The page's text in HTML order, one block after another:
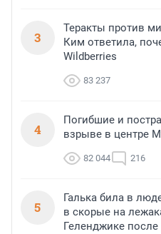
3
Теракты против
Ким ответила,
Wildberries
83 237
4
Погибшие и
взрыве в центре
82 044 216
5
Галька била в
в скорые на
Геленджике